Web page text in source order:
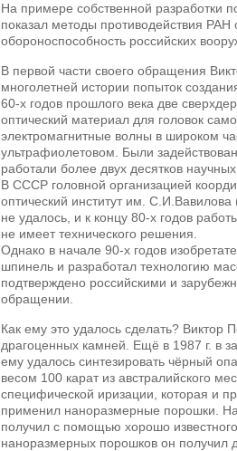
На примере собственной разработки
показал методы противодействия
обороноспособность российских
В первой части своего обращения
многолетней истории попыток
60-х годов прошлого века две
оптический материал для головок
электромагнитные волны в широком
ультрафиолетовом. Были
работали более двух десятков
В СССР головной организацией
оптический институт им.
не удалось, и к концу 80-х годов
не имеет технического решения.
Однако в начале 90-х годов
шпинель и разработал технологию
подтверждено российскими и
обращении.
Как ему это удалось сделать? Виктор
драгоценных камней. Ещё в 1987 г. в
ему удалось синтезировать чёрный
весом 100 карат из австралийского
специфической иризации, которая и
применил наноразмерные порошки.
получил с помощью хорошо
наноразмерных порошков он получил